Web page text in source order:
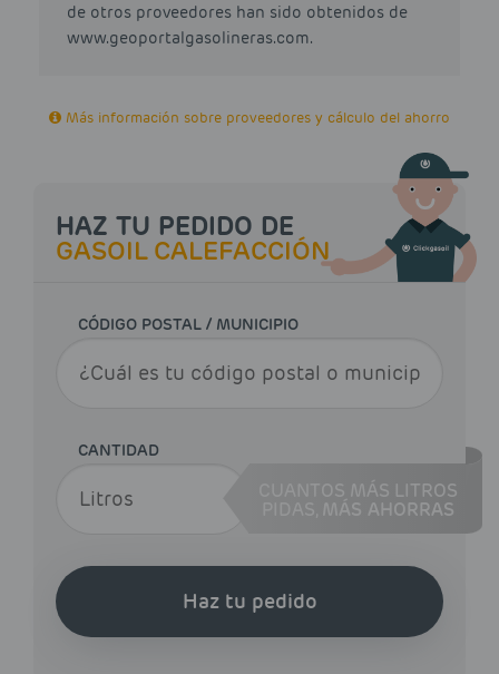
de otros proveedores han sido obtenidos de
www.geoportalgasolineras.com.
Más información sobre proveedores y cálculo del ahorro
HAZ TU PEDIDO DE
GASOIL CALEFACCIÓN
CÓDIGO POSTAL / MUNICIPIO
CANTIDAD
CUANTOS MÁS LITROS
MÁS AHORRAS
Haz tu pedido